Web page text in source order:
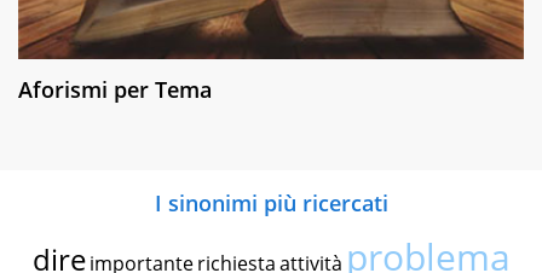
Aforismi per Tema
I sinonimi più ricercati
dire importante richiestaattività problema